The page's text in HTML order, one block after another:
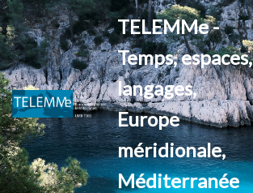
Aller
au
contenu
TELEMMe -
Temps, espaces,
langages,
Europe
méridionale,
Méditerranée